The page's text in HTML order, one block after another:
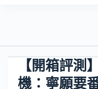
【開箱評測
機：寧願要